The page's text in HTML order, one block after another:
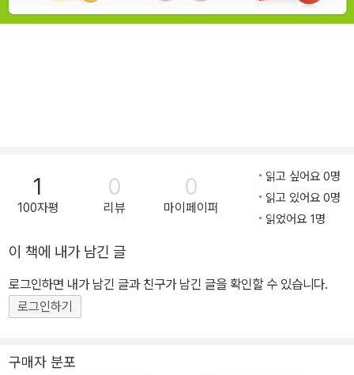
1
100자평
0
리뷰
0
마이페이퍼
읽고 싶어요 0명
읽고 있어요 0명
읽었어요 1명
이 책에 내가 남긴 글
로그인하면 내가 남긴 글과 친구가 남긴 글을 확인할 수 있습니다.
로그인하기
구매자 분포